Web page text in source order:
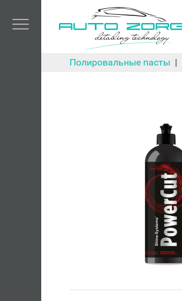
Полировальные пасты